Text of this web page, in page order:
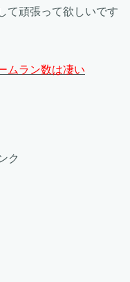
て頑張って欲しいです
ムラン数は凄い
ク